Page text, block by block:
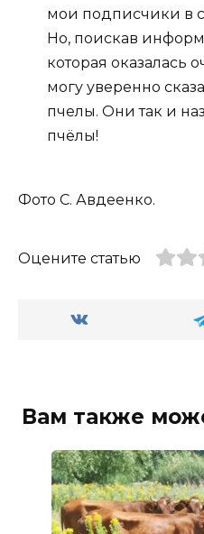
мои подписчики в
Но, поискав
которая оказалась
могу уверенно
пчелы. Они так и
пчёлы!
Фото С. Авдеенко.
Оцените статью
Вам также